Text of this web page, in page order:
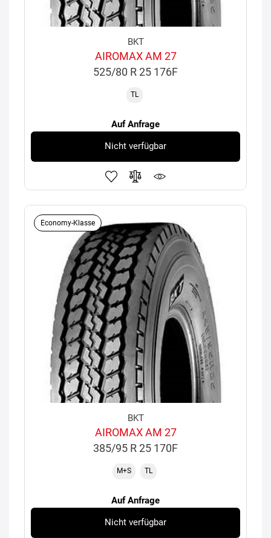
BKT
AIROMAX AM 27
525/80 R 25 176F
TL
Auf Anfrage
Nicht verfügbar
Economy-Klasse
BKT
AIROMAX AM 27
385/95 R 25 170F
M+S TL
Auf Anfrage
Nicht verfügbar